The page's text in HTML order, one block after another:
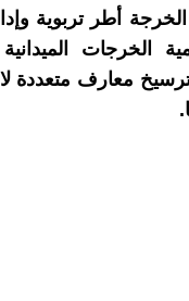
أطر تربوية
الخرجات
معارف متعددة